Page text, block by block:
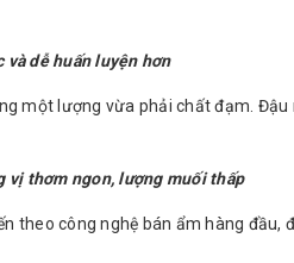
và dễ huấn luyện hơn
một lượng vừa phải chất đạm.
vị thơm ngon, lượng muối thấp
theo công nghệ bán ẩm hàng đầu,